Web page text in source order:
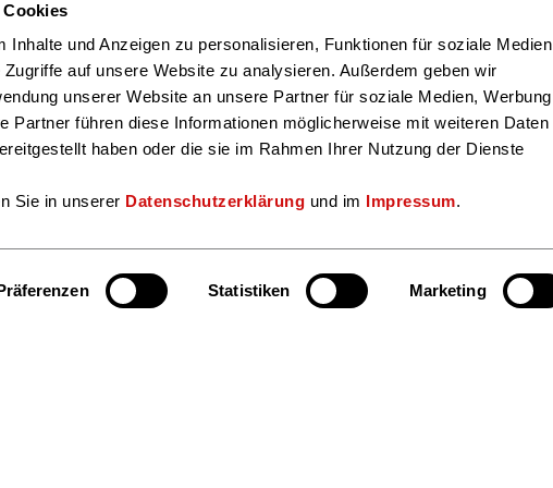
Cookies
Inhalte und Anzeigen zu personalisieren, Funktionen für soziale Medien
auf unsere Website zu analysieren. Außerdem geben wir
unserer Website an unsere Partner für soziale Medien, Werbung
Partner führen diese Informationen möglicherweise mit weiteren Daten
haben oder die sie im Rahmen Ihrer Nutzung der Dienste
Sie in unserer Datenschutzerklärung und im Impressum.
Statistiken Marketing